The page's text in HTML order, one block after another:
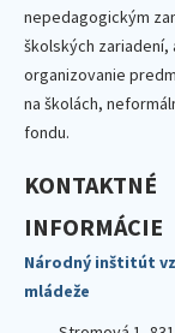
nepedagogickým
školských
organizovanie
na školách,
fondu.
KONTAKTNÉ
INFORMÁCIE
Národný inštitút
mládeže